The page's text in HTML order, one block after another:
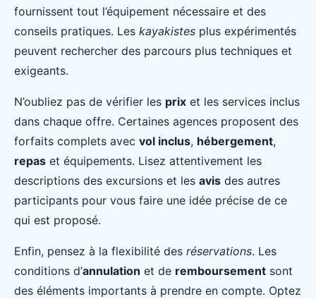
fournissent tout l’équipement nécessaire et des
conseils pratiques. Les kayakistes plus expérimentés
peuvent rechercher des parcours plus techniques et
exigeants.
N’oubliez pas de vérifier les prix et les services inclus
dans chaque offre. Certaines agences proposent des
forfaits complets avec vol inclus, hébergement,
repas et équipements. Lisez attentivement les
descriptions des excursions et les avis des autres
participants pour vous faire une idée précise de ce
qui est proposé.
Enfin, pensez à la flexibilité des réservations. Les
conditions d’annulation et de remboursement sont
des éléments importants à prendre en compte. Optez